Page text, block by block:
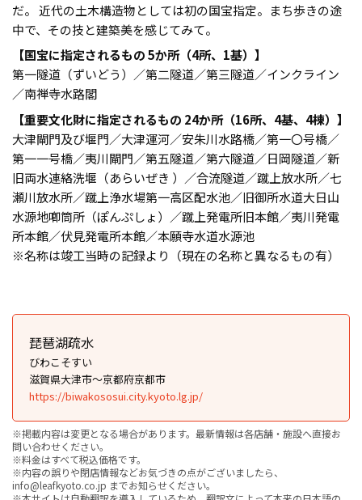
だ。 近代の土木構造物としては初の国宝指定。まち歩きの途
中で、その技と建築美を感じてみて。
【国宝に指定されるもの 5か所（4所、1基）】
第一隧道（ずいどう）／第二隧道／第三隧道／インクライン
／南禅寺水路閣
【重要文化財に指定されるもの 24か所（16所、4基、4棟）】
大津閘門及び堰門／大津運河／安朱川水路橋／第一〇号橋／
第一一号橋／夷川閘門／第五隧道／第六隧道／日岡隧道／新
旧両水連絡洗堰（あらいぜき ）／合流隧道／蹴上放水所／七
瀬川放水所／蹴上浄水場第一高区配水池／旧御所水道大日山
水源地喞筒所（ぽんぷしょ）／蹴上発電所旧本館／夷川発電
所本館／伏見発電所本館／本願寺水道水源池
※名称は竣工当時の記録より（現在の名称と異なるもの有）
琵琶湖疏水
びわこそすい
滋賀県大津市〜京都府京都市
https://biwakososui.city.kyoto.lg.jp/
※掲載内容は変更となる場合があります。最新情報は各店舗・施設へ直接お
問い合わせください。
※料金はすべて税込価格です。
※内容の誤りや閉店情報などお気づきの点がございましたら、
info@leafkyoto.co.jp までお知らせください。